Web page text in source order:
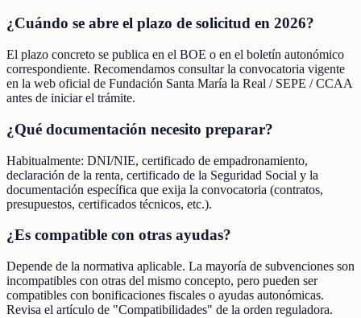
¿Cuándo se abre el plazo de solicitud en 2026?
El plazo concreto se publica en el BOE o en el boletín autonómico
correspondiente. Recomendamos consultar la convocatoria vigente
en la web oficial de Fundación Santa María la Real / SEPE / CCAA
antes de iniciar el trámite.
¿Qué documentación necesito preparar?
Habitualmente: DNI/NIE, certificado de empadronamiento,
declaración de la renta, certificado de la Seguridad Social y la
documentación específica que exija la convocatoria (contratos,
presupuestos, certificados técnicos, etc.).
¿Es compatible con otras ayudas?
Depende de la normativa aplicable. La mayoría de subvenciones son
incompatibles con otras del mismo concepto, pero pueden ser
compatibles con bonificaciones fiscales o ayudas autonómicas.
Revisa el artículo de "Compatibilidades" de la orden reguladora.